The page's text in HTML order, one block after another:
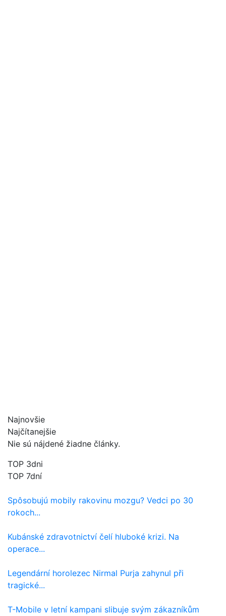
Najnovšie
Najčítanejšie
Nie sú nájdené žiadne články.
TOP 3dni
TOP 7dní
Spôsobujú mobily rakovinu mozgu? Vedci po 30
rokoch...
Kubánské zdravotnictví čelí hluboké krizi. Na
operace...
Legendární horolezec Nirmal Purja zahynul při
tragické...
T-Mobile v letní kampani slibuje svým zákazníkům